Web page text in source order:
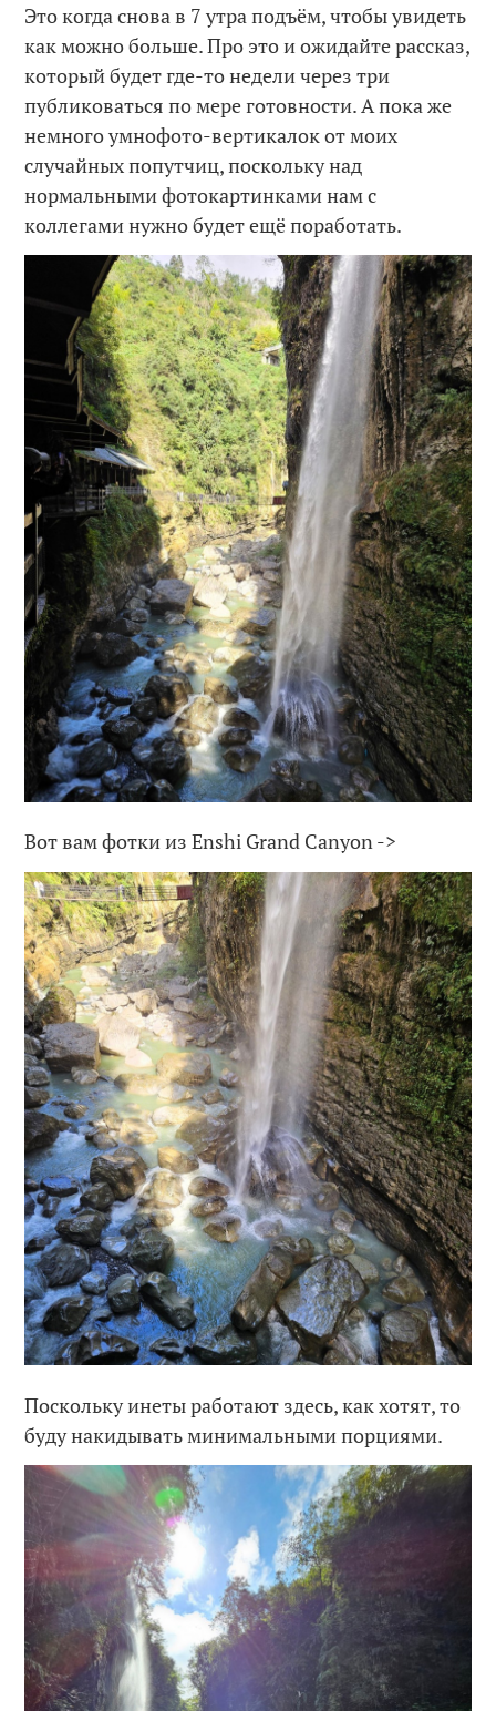
Это когда снова в 7 утра подъём, чтобы увидеть
как можно больше. Про это и ожидайте рассказ,
который будет где-то недели через три
публиковаться по мере готовности. А пока же
немного умнофото-вертикалок от моих
случайных попутчиц, поскольку над
нормальными фотокартинками нам с
коллегами нужно будет ещё поработать.
Вот вам фотки из Enshi Grand Canyon ->
Поскольку инеты работают здесь, как хотят, то
буду накидывать минимальными порциями.